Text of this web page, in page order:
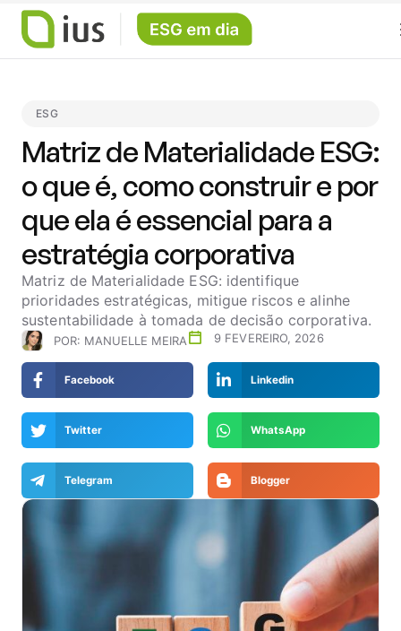
ESG
Matriz de Materialidade ESG:
o que é, como construir e por
que ela é essencial para a
estratégia corporativa
Matriz de Materialidade ESG: identifique
prioridades estratégicas, mitigue riscos e alinhe
sustentabilidade à tomada de decisão corporativa.
POR: MANUELLE MEIRA 9 FEVEREIRO, 2026
Facebook Linkedin
Twitter WhatsApp
Telegram Blogger